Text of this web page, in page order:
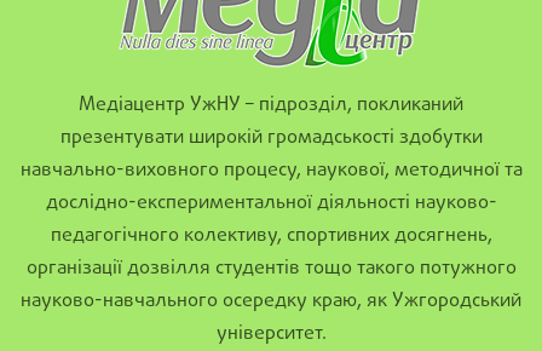
Медіацентр УжНУ – підрозділ, покликаний
презентувати широкій громадськості здобутки
навчально-виховного процесу, наукової, методичної та
дослідно-експериментальної діяльності науково-
педагогічного колективу, спортивних досягнень,
організації дозвілля студентів тощо такого потужного
науково-навчального осередку краю, як Ужгородський
університет.